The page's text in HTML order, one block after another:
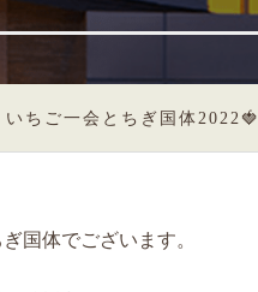
いちご一会とちぎ国体2022🍓
国体でございます。